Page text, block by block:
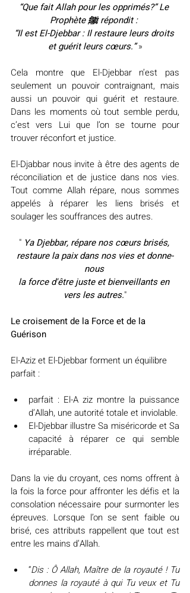
“Que fait Allah pour les opprimés?” Le
Prophète ﷺ répondit :
“Il est El-Djebbar : Il restaure leurs droits
et guérit leurs cœurs.” »
Cela montre que El-Djebbar n’est pas
seulement un pouvoir contraignant, mais
aussi un pouvoir qui guérit et restaure.
Dans les moments où tout semble perdu,
c’est vers Lui que l’on se tourne pour
trouver réconfort et justice.
El-Djabbar nous invite à être des agents de
réconciliation et de justice dans nos vies.
Tout comme Allah répare, nous sommes
appelés à réparer les liens brisés et
soulager les souffrances des autres.
" Ya Djebbar, répare nos cœurs brisés,
restaure la paix dans nos vies et donne-
nous
la force d'être juste et bienveillants en
vers les autres."
Le croisement de la Force et de la
Guérison
El-Aziz et El-Djebbar forment un équilibre
parfait :
parfait : El-A ziz montre la puissance
El-Djebbar illustre Sa miséricorde et Sa
capacité à réparer ce qui semble
irréparable.
Dans la vie du croyant, ces noms offrent à
la fois la force pour affronter les défis et la
consolation nécessaire pour surmonter les
épreuves. Lorsque l’on se sent faible ou
brisé, ces attributs rappellent que tout est
entre les mains d’Allah.
“Dis : Ô Allah, Maître de la royauté ! Tu
donnes la royauté à qui Tu veux et Tu